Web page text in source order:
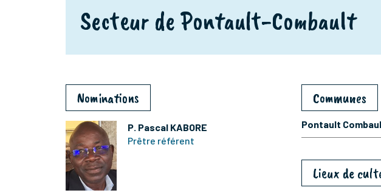
Secteur de Pontault-Combault
Nominations
P. Pascal KABORE
Prêtre référent
Communes
Pontault
Lieux de